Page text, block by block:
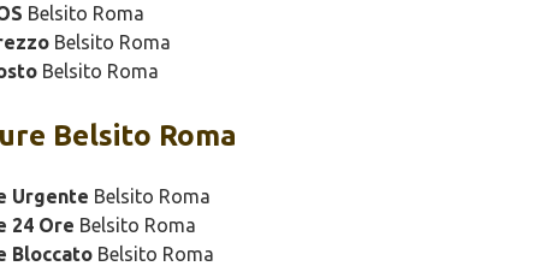
Belsito Roma
Belsito Roma
Belsito Roma
Belsito Roma
Urgente Belsito Roma
24 Ore Belsito Roma
BloccatoBelsito Roma